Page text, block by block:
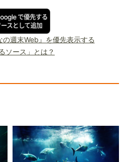
週末Web』を優先表示する
ソース」とは？